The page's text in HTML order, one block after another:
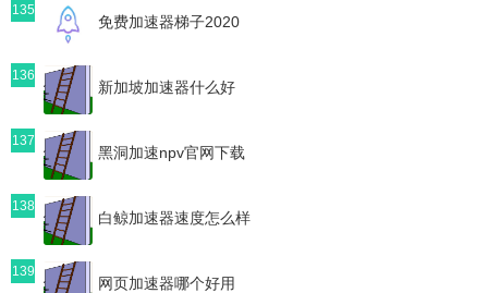
135
免费加速器梯子2020
136
新加坡加速器什么好
137
黑洞加速npv官网下载
138
白鲸加速器速度怎么样
139
网页加速器哪个好用